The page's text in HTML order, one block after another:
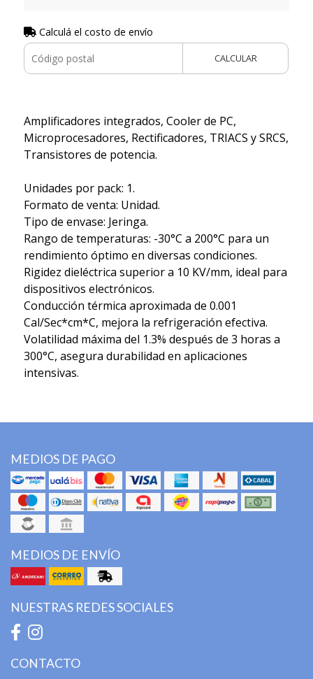
Calculá el costo de envío
CALCULAR
Amplificadores integrados, Cooler de PC,
Microprocesadores, Rectificadores, TRIACS y SRCS,
Transistores de potencia.
Unidades por pack: 1.
Formato de venta: Unidad.
Tipo de envase: Jeringa.
Rango de temperaturas: -30°C a 200°C para un
rendimiento óptimo en diversas condiciones.
Rigidez dieléctrica superior a 10 KV/mm, ideal para
dispositivos electrónicos.
Conducción térmica aproximada de 0.001
Cal/Sec*cm*C, mejora la refrigeración efectiva.
Volatilidad máxima del 1.3% después de 3 horas a
300°C, asegura durabilidad en aplicaciones
intensivas.
MEDIOS DE PAGO
MEDIOS DE ENVÍO
NUESTRAS REDES SOCIALES
CONTACTO